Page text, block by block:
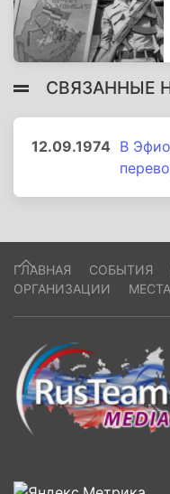
СВЯЗАННЫЕ
12.09.1974 В
ГЛАВНАЯ СОБЫТИЯ
ОРГАНИЗАЦИИ
МЕСТА